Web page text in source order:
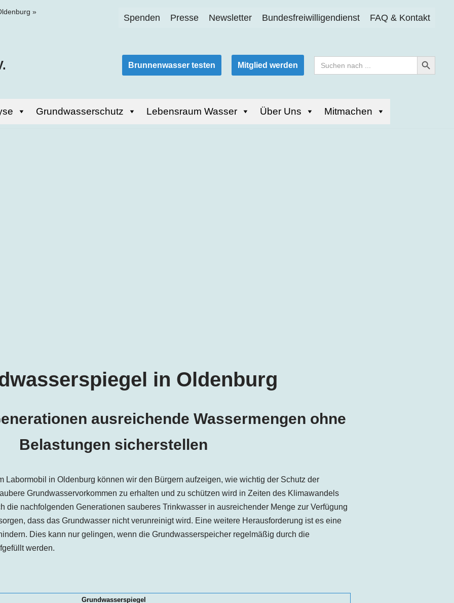
»
Spenden Presse Newsletter Bundesfreiwilligendienst FAQ & Kontakt
Brunnenwasser testen Mitglied werden
Search
for:
Search Button
Grundwasserschutz Lebensraum Wasser Über Uns Mitmachen
in Oldenburg
ausreichende Wassermengen ohne
Belastungen sicherstellen
Labormobil in Oldenburg können wir den Bürgern aufzeigen, wie wichtig der Schutz der
Grundwasservorkommen zu erhalten und zu schützen wird in Zeiten des Klimawandels
die nachfolgenden Generationen sauberes Trinkwasser in ausreichender Menge zur Verfügung
dass das Grundwasser nicht verunreinigt wird. Eine weitere Herausforderung ist es eine
Dies kann nur gelingen, wenn die Grundwasserspeicher regelmäßig durch die
werden.
Grundwasserspiegel